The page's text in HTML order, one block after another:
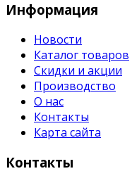
Информация
Новости
Каталог товаров
Скидки и акции
Производство
О нас
Контакты
Карта сайта
Контакты